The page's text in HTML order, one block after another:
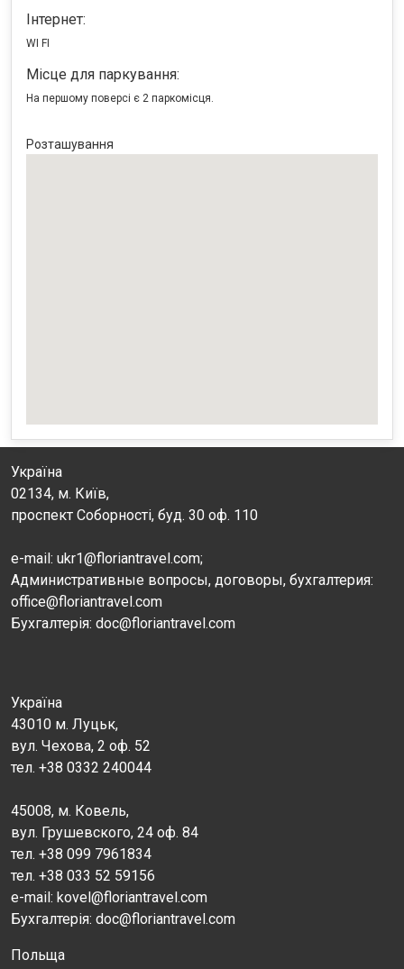
Інтернет:
WI FI
Місце для паркування:
На першому поверсі є 2 паркомісця.
Розташування
Україна
02134, м. Київ,
проспект Соборності, буд. 30 оф. 110
e-mail: ukr1@floriantravel.com;
Административные вопросы, договоры, бухгалтерия:
office@floriantravel.com
Бухгалтерія: doc@floriantravel.com
Україна
43010 м. Луцьк,
вул. Чехова, 2 оф. 52
тел. +38 0332 240044
45008, м. Ковель,
вул. Грушевского, 24 оф. 84
тел. +38 099 7961834
тел. +38 033 52 59156
e-mail: kovel@floriantravel.com
Бухгалтерія: doc@floriantravel.com
Польща